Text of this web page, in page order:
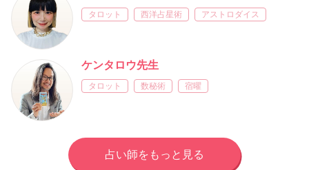
タロット 西洋占星術 アストロダイス
ケンタロウ先生
タロット 数秘術 宿曜
占い師をもっと見る